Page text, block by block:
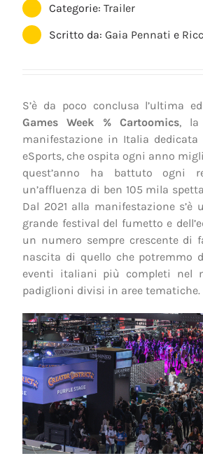
Categorie:Trailer
Scritto da:Gaia Pennati e
S’è da poco conclusa l’ultima
Games Week % Cartoomics, la
manifestazione in Italia
eSports, che ospita ogni anno
quest’anno ha battuto ogni
un’affluenza di ben 105 mila
Dal 2021 alla manifestazione s’è
grande festival del fumetto e
un numero sempre crescente di
nascita di quello che potremmo
eventi italiani più completi nel
padiglioni divisi in aree tematiche.